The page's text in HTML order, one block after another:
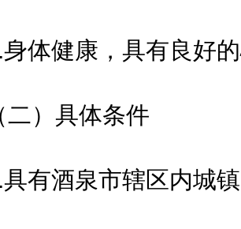
健康，具有良好的
）具体条件
酒泉市辖区内城镇